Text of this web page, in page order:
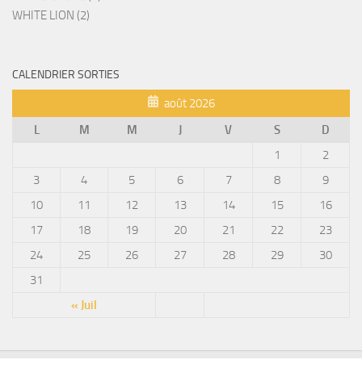
WHITE LION (2)
CALENDRIER SORTIES
août 2026
L
M M J V S D
« Juil
1
2
3
4 5 6 7 8
9
10
11 12 13 14 15
16
17
18 19 20 21 22
23
24
25 26 27 28 29
30
31